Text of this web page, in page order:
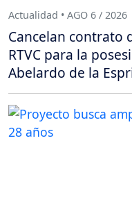
Actualidad • AGO 6 / 2026
Cancelan contrato
RTVC para la
Abelardo de la